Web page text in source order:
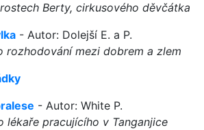
Berty, cirkusového děvčátka
- Autor: Dolejší E. a P.
rozhodování mezi dobrem a zlem
- Autor: White P.
lékaře pracujícího v Tanganjice